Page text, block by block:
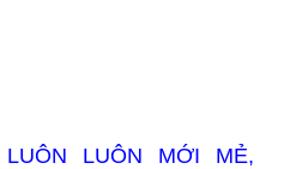
LUÔN MỚI MẺ,